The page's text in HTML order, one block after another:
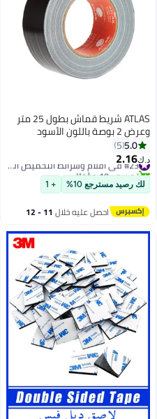
#23 في أفلام وشرائط التحميض الجاف
#23 في أفلام وشرائط التحميض الجاف